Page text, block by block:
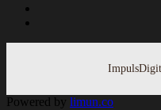
Powered by limun.co